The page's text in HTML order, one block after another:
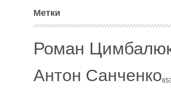
Метки
Роман
Антон Санченко